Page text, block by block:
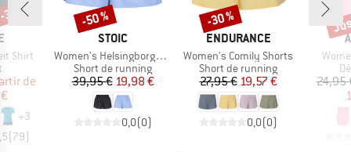
Shirt
group
réduit
de
+3
(79)
%
MARQUE
STOIC
Article
Women's HelsingborgSt. Performance Light Shorts
Product group
Short de running
Prix
39,95 €Prix réduit
19,98 €
0,0(0)
Remise
-50 %
MARQUE
ENDURANCE
Article
Women's Comily Shorts
Product group
Short de running
Prix
27,95 €Prix réduit
19,57 €
0,0(0)
Remise
-30 %
Article
24,95